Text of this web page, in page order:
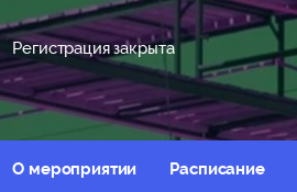
Регистрация закрыта
О мероприятии Расписание